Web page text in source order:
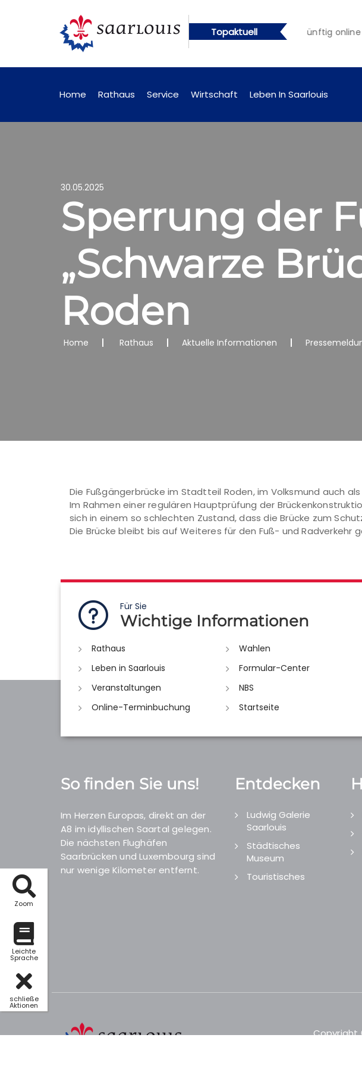
Zoom
Leichte
Sprache
schließe
Aktionen
Topaktuell
online abrufbar Öffentliche Bekanntmachungen künftig online
Home Rathaus Service Wirtschaft Leben In Saarlouis
30.05.2025
Sperrung der
„Schwarze
Roden
Home Rathaus Aktuelle Informationen
Die Fußgängerbrücke im Stadtteil Roden, im Volksmund auch
Im Rahmen einer regulären Hauptprüfung der
sich in einem so schlechten Zustand, dass die Brücke zum
Die Brücke bleibt bis auf Weiteres für den Fuß- und
Für Sie
Wichtige Informationen
Rathaus
Wahlen
Leben in Saarlouis
Formular-Center
Veranstaltungen
NBS
Online-Terminbuchung
Startseite
So finden Sie uns!
Im Herzen Europas, direkt an der
A8 im idyllischen Saartal gelegen.
Die nächsten Flughäfen
Saarbrücken und Luxembourg sind
nur wenige Kilometer entfernt.
Entdecken
Ludwig Galerie
Saarlouis
Städtisches
Museum
Touristisches
Copyright